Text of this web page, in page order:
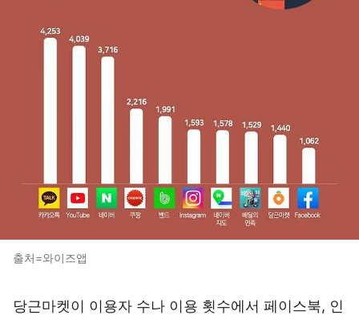
출처=와이즈앱
당근마켓이 이용자 수나 이용 횟수에서 페이스북, 인